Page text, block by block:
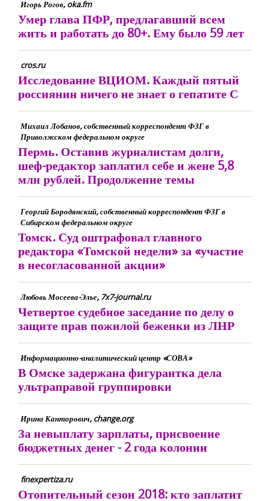
Игорь Рогов, oka.fm
Умер глава ПФР, предлагавший всем
жить и работать до 80+. Ему было 59 лет
cros.ru
Исследование ВЦИОМ. Каждый пятый
россиянин ничего не знает о гепатите С
Михаил Лобанов, собственный корреспондент ФЗГ в
Приволжском федеральном округе
Пермь. Оставив журналистам долги,
шеф-редактор заплатил себе и жене 5,8
млн рублей. Продолжение темы
Георгий Бородянский, собственный корреспондент ФЗГ в
Сибирском федеральном округе
Томск. Суд оштрафовал главного
редактора «Томской недели» за «участие
в несогласованной акции»
Любовь Мосеева-Элье, 7x7-journal.ru
Четвертое судебное заседание по делу о
защите прав пожилой беженки из ЛНР
Информационно-аналитический центр «СОВА»
В Омске задержана фигурантка дела
ультраправой группировки
Ирина Канторович, change.org
За невыплату зарплаты, присвоение
бюджетных денег - 2 года колонии
finexpertiza.ru
Отопительный сезон 2018: кто заплатит